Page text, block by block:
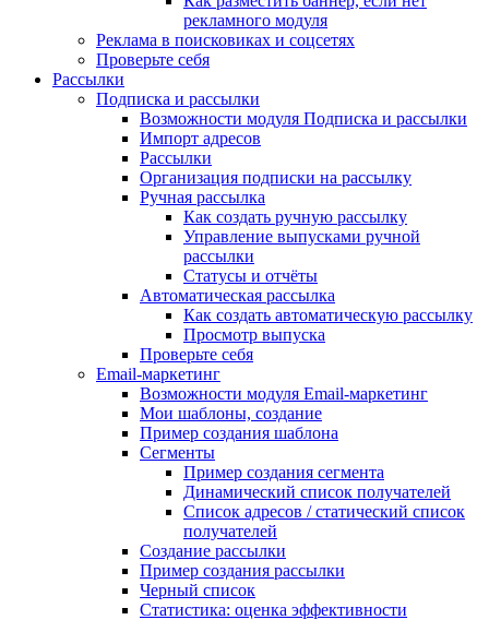
рекламного модуля
Реклама в поисковиках и соцсетях
Проверьте себя
Рассылки
Подписка и рассылки
Возможности модуля Подписка и рассылки
Импорт адресов
Рассылки
Организация подписки на рассылку
Ручная рассылка
Как создать ручную рассылку
Управление выпусками ручной
рассылки
Статусы и отчёты
Автоматическая рассылка
Как создать автоматическую рассылку
Просмотр выпуска
Проверьте себя
Email-маркетинг
Возможности модуля Email-маркетинг
Мои шаблоны, создание
Пример создания шаблона
Сегменты
Пример создания сегмента
Динамический список получателей
Список адресов / статический список
получателей
Создание рассылки
Пример создания рассылки
Черный список
Статистика: оценка эффективности